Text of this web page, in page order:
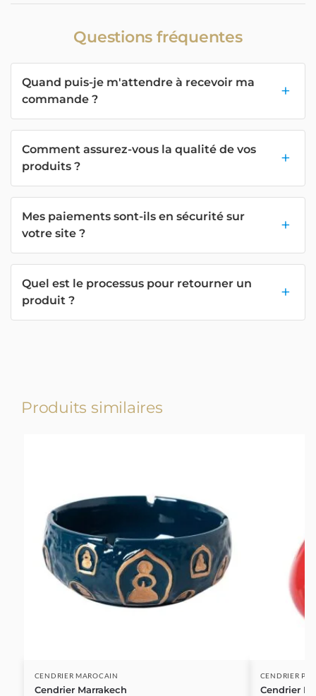
Questions fréquentes
Quand puis-je m'attendre à recevoir ma
commande ?
Comment assurez-vous la qualité de vos
produits ?
Mes paiements sont-ils en sécurité sur
votre site ?
Quel est le processus pour retourner un
produit ?
Produits similaires
CENDRIER MAROCAIN
Cendrier Marrakech
CENDRIER
Cendrier